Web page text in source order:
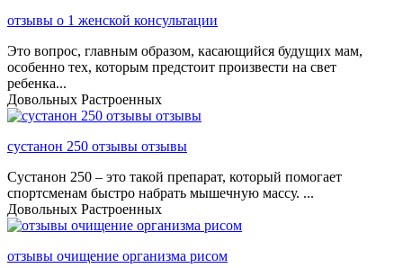
отзывы о 1 женской консультации
Это вопрос, главным образом, касающийся будущих мам,
особенно тех, которым предстоит произвести на свет
ребенка...
Довольных Растроенных
сустанон 250 отзывы отзывы
Сустанон 250 – это такой препарат, который помогает
спортсменам быстро набрать мышечную массу. ...
Довольных Растроенных
отзывы очищение организма рисом